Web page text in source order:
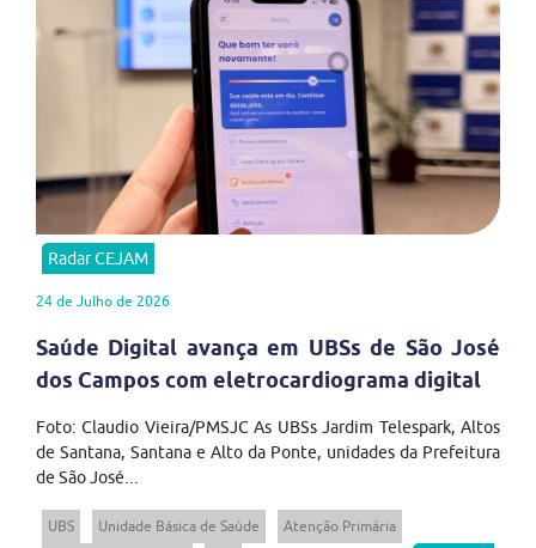
Radar CEJAM
24 de Julho de 2026
Saúde Digital avança em UBSs de São José
dos Campos com eletrocardiograma digital
Foto: Claudio Vieira/PMSJC As UBSs Jardim Telespark, Altos
de Santana, Santana e Alto da Ponte, unidades da Prefeitura
de São José...
UBS Unidade Básica de Saúde
Atenção Primária